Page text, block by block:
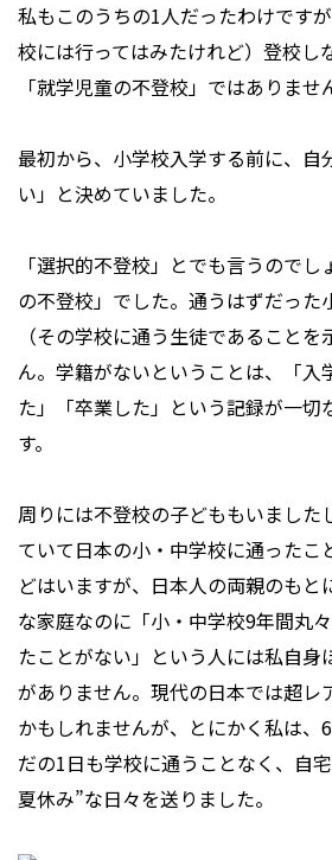
私もこのうちの1人だったわけです
校には行ってはみたけれど）登校し
「就学児童の不登校」ではありませ
最初から、小学校入学する前に、自
い」と決めていました。
「選択的不登校」とでも言うので
の不登校」でした。通うはずだった
（その学校に通う生徒であること
ん。学籍がないということは、「入
た」「卒業した」という記録が一切
す。
周りには不登校の子どももいました
ていて日本の小・中学校に通ったこ
どはいますが、日本人の両親のもと
な家庭なのに「小・中学校9年間丸
たことがない」という人には私自身
がありません。現代の日本では超レ
かもしれませんが、とにかく私は、
だの1日も学校に通うことなく、自
夏休み”な日々を送りました。